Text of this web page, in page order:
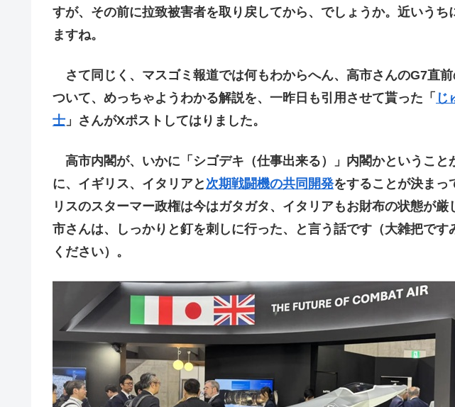
すが、その前に拉致被害者を取り戻してから、でしょうか。近いうち
ますね。
さて同じく、マスゴミ報道では何もわからへん、高市さんのG7直
ついて、めっちゃようわかる解説を、一昨日も引用させて貰った「 じ
士 」さんがXポストしてはりました。
高市内閣が、いかに「シゴデキ（仕事出来る）」内閣かということ
に、イギリス、イタリアと 次期戦闘機の共同開発をすることが決まっ
リスのスターマー政権は今はガタガタ、イタリアもお財布の状態が
市さんは、しっかりと釘を刺しに行った、と言う話です（大雑把です
ください）。